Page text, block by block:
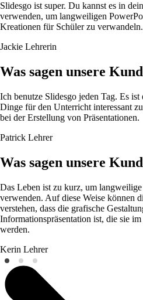
Slidesgo ist super. Du kannst es in
verwenden, um langweiligen
Kreationen für Schüler zu verwandeln.
Jackie Lehrerin
Was sagen unsere
Ich benutze Slidesgo jeden Tag. Es
Dinge für den Unterricht interessant
bei der Erstellung von Präsentationen.
Patrick Lehrer
Was sagen unsere
Das Leben ist zu kurz, um
verwenden. Auf diese Weise können
verstehen, dass die grafische
Informationspräsentation ist, die sie
werden.
Kerin Lehrer